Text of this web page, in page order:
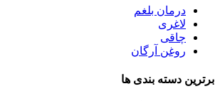
درمان بلغم
لاغری
چاقی
روغن آرگان
برترین‌ دسته بندی ها